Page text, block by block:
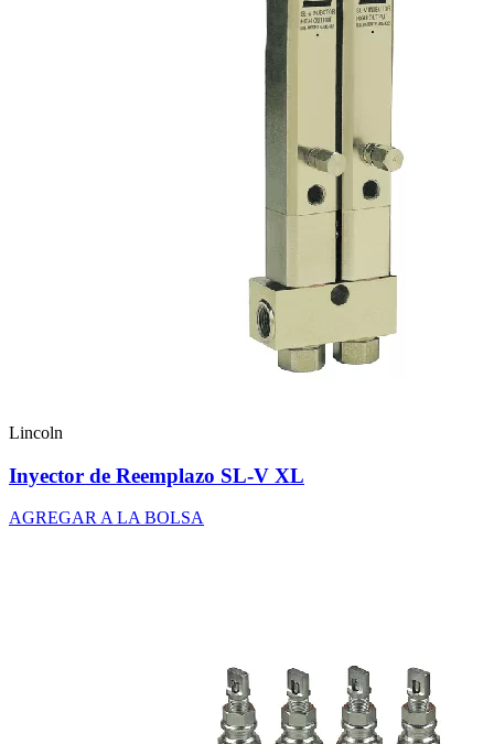
Lincoln
Inyector de Reemplazo SL-V XL
AGREGAR A LA BOLSA